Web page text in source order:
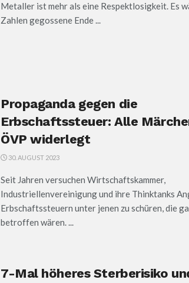
Metaller ist mehr als eine Respektlosigkeit. Es
Zahlen gegossene Ende ...
Propaganda gegen die
Erbschaftssteuer: Alle
ÖVP widerlegt
30. AUGUST 2023
Seit Jahren versuchen Wirtschaftskammer,
Industriellenvereinigung und ihre Thinktanks
Erbschaftssteuern unter jenen zu schüren, die
betroffen wären. ...
7-Mal höheres Sterberisiko